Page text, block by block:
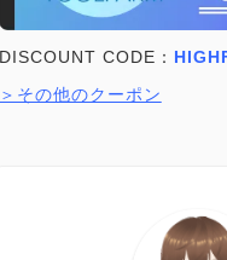
DISCOUNT CODE：
＞その他のクーポン